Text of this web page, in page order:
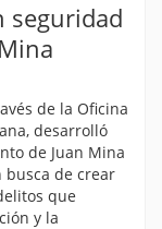
seguridad
de la Oficina
desarrolló
de Juan Mina
busca de crear
que
y la